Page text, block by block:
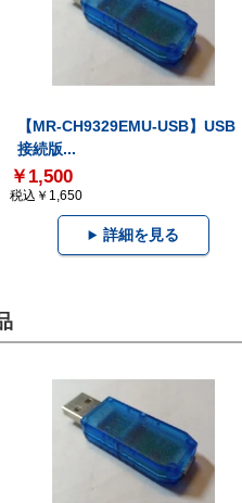
【MR-CH9329EMU-USB】USB
接続版...
￥1,500
税込￥1,650
詳細を見る